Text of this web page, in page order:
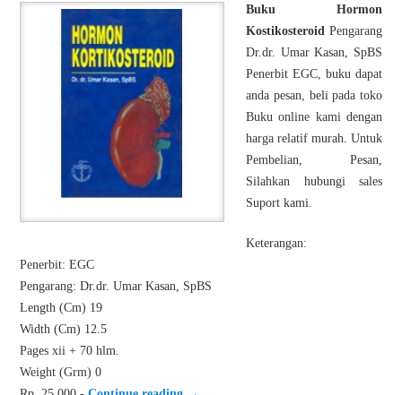
Buku Hormon
Kostikosteroid Pengarang
Dr.dr. Umar Kasan, SpBS
Penerbit EGC, buku dapat
anda pesan, beli pada toko
Buku online kami dengan
harga relatif murah. Untuk
Pembelian, Pesan,
Silahkan hubungi sales
Suport kami.
Keterangan:
Penerbit: EGC
Pengarang: Dr.dr. Umar Kasan, SpBS
Length (Cm) 19
Width (Cm) 12.5
Pages xii + 70 hlm.
Weight (Grm) 0